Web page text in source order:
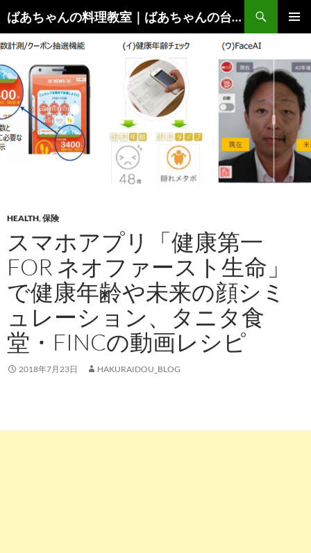
ン
テ
ツ
へ
ス
キ
ッ
ばあちゃんの料理教室｜ばあちゃんの台所から学ぶ、食と健康の知恵
索
HEALTH,保険
スマホアプリ「健康第一
FOR ネオファースト生命」
で健康年齢や未来の顔シミ
ュレーション、タニタ食
堂・FINCの動画レシピ
2018年7月23日 HAKURAIDOU_BLOG